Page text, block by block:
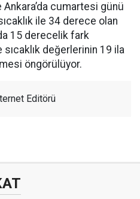
cumartesi günü
ile 34 derece olan
15 derecelik fark
değerlerinin 19 ila
öngörülüyor.
Editörü